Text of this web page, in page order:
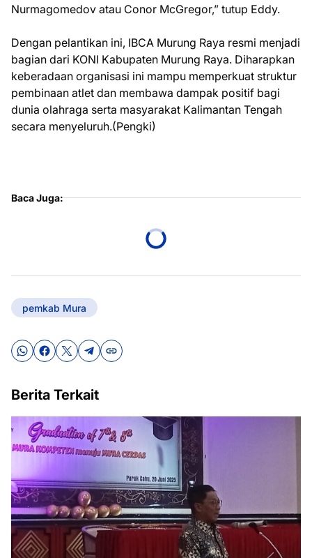
Nurmagomedov atau Conor McGregor,” tutup Eddy.
Dengan pelantikan ini, IBCA Murung Raya resmi menjadi
bagian dari KONI Kabupaten Murung Raya. Diharapkan
keberadaan organisasi ini mampu memperkuat struktur
pembinaan atlet dan membawa dampak positif bagi
dunia olahraga serta masyarakat Kalimantan Tengah
secara menyeluruh.(Pengki)
Baca Juga:
pemkab Mura
Berita Terkait